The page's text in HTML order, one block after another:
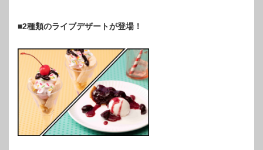
■2種類のライブデザートが登場！